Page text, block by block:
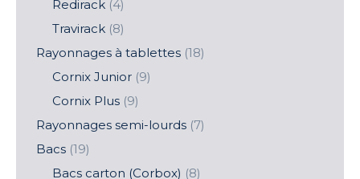
Redirack (4)
Travirack (8)
Rayonnages à tablettes (18)
Cornix Junior (9)
Cornix Plus (9)
Rayonnages semi-lourds (7)
Bacs (19)
Bacs carton (Corbox) (8)